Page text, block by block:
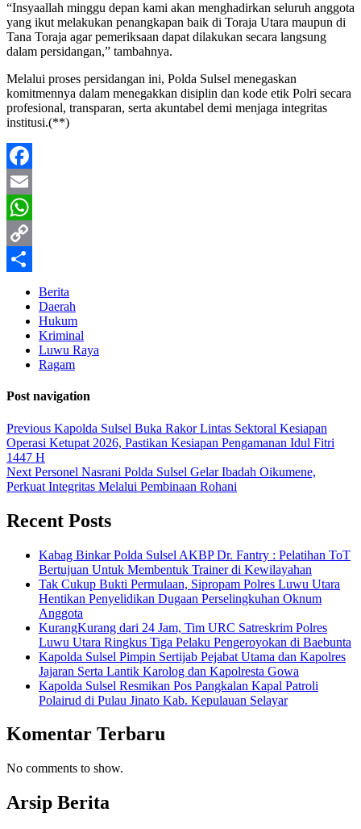
“Insyaallah minggu depan kami akan menghadirkan seluruh anggota
yang ikut melakukan penangkapan baik di Toraja Utara maupun di
Tana Toraja agar pemeriksaan dapat dilakukan secara langsung
dalam persidangan,” tambahnya.
Melalui proses persidangan ini, Polda Sulsel menegaskan
komitmennya dalam menegakkan disiplin dan kode etik Polri secara
profesional, transparan, serta akuntabel demi menjaga integritas
institusi.(**)
Facebook
Email
WhatsApp
Copy
Berita
Daerah
Hukum
Kriminal
Luwu Raya
Ragam
Post navigation
Previous Kapolda Sulsel Buka Rakor Lintas Sektoral Kesiapan
Operasi Ketupat 2026, Pastikan Kesiapan Pengamanan Idul Fitri
1447 H
Next Personel Nasrani Polda Sulsel Gelar Ibadah Oikumene,
Perkuat Integritas Melalui Pembinaan Rohani
Recent Posts
Kabag Binkar Polda Sulsel AKBP Dr. Fantry : Pelatihan ToT
Bertujuan Untuk Membentuk Trainer di Kewilayahan
Tak Cukup Bukti Permulaan, Sipropam Polres Luwu Utara
Hentikan Penyelidikan Dugaan Perselingkuhan Oknum
Anggota
KurangKurang dari 24 Jam, Tim URC Satreskrim Polres
Luwu Utara Ringkus Tiga Pelaku Pengeroyokan di Baebunta
Kapolda Sulsel Pimpin Sertijab Pejabat Utama dan Kapolres
Jajaran Serta Lantik Karolog dan Kapolresta Gowa
Kapolda Sulsel Resmikan Pos Pangkalan Kapal Patroli
Polairud di Pulau Jinato Kab. Kepulauan Selayar
Komentar Terbaru
No comments to show.
Arsip Berita